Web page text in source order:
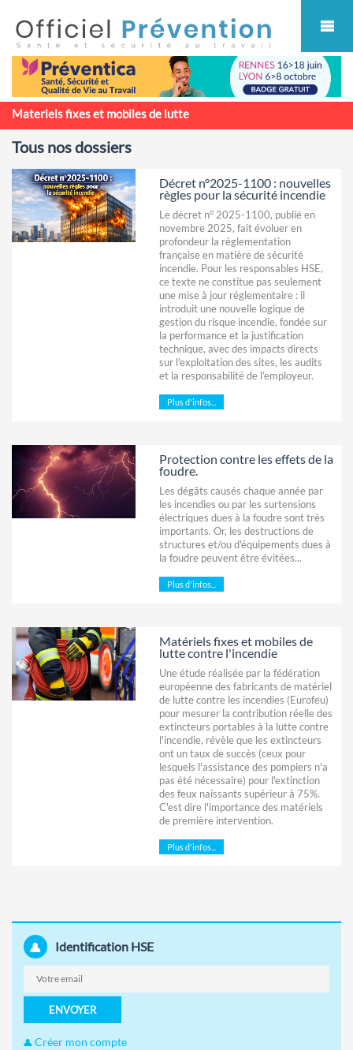
Materiels fixes et mobiles de lutte
Tous nos dossiers
Décret n°2025-1100 : nouvelles
règles pour la sécurité incendie
Le décret n° 2025-1100, publié en
novembre 2025, fait évoluer en
profondeur la réglementation
française en matière de sécurité
incendie. Pour les responsables HSE,
ce texte ne constitue pas seulement
une mise à jour réglementaire : il
introduit une nouvelle logique de
gestion du risque incendie, fondée sur
la performance et la justification
technique, avec des impacts directs
sur l’exploitation des sites, les audits
et la responsabilité de l’employeur.
Plus d'infos...
Protection contre les effets de la
foudre.
Les dégâts causés chaque année par
les incendies ou par les surtensions
électriques dues à la foudre sont très
importants. Or, les destructions de
structures et/ou d'équipements dues à
la foudre peuvent être évitées...
Plus d'infos...
Matériels fixes et mobiles de
lutte contre l'incendie
Une étude réalisée par la fédération
européenne des fabricants de matériel
de lutte contre les incendies (Eurofeu)
pour mesurer la contribution réelle des
extincteurs portables à la lutte contre
l'incendie, révèle que les extincteurs
ont un taux de succès (ceux pour
lesquels l'assistance des pompiers n'a
pas été nécessaire) pour l'extinction
des feux naissants supérieur à 75%.
C'est dire l'importance des matériels
de première intervention.
Plus d'infos...
Identification HSE
ENVOYER
Créer mon compte